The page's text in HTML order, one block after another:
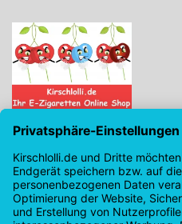
Kirschlolli.de - Ihr E-
Kirchplatz 7, 96114
0171 - 6124207
info@kirschlolli.de